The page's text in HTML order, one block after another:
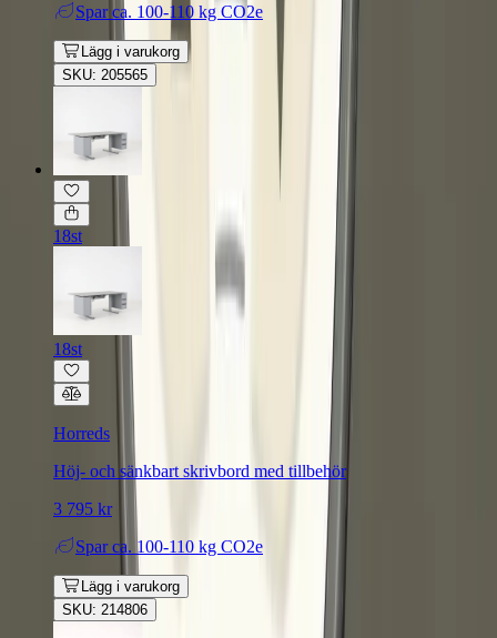
Spar ca. 100-110 kg CO2e
Lägg i varukorg
SKU: 205565
18st
18st
Horreds
Höj- och sänkbart skrivbord med tillbehör
3 795 kr
Spar ca. 100-110 kg CO2e
Lägg i varukorg
SKU: 214806